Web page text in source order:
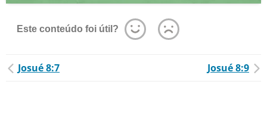
Este conteúdo foi útil?
Josué 8:7 Josué 8:9